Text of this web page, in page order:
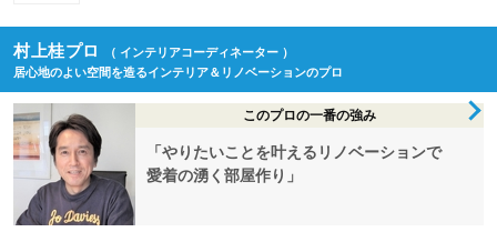
村上桂プロ
（ インテリアコーディネーター ）
居心地のよい空間を造るインテリア＆リノベーションのプロ
このプロの一番の強み
「やりたいことを叶えるリノベーションで
愛着の湧く部屋作り」